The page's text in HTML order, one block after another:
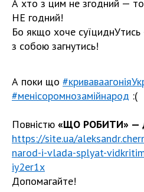
А хто з цим не згодний —
НЕ годний!
Бо якщо хоче
з собою загнутись!
А поки що
#менісоромнозамійнарод :(
Повністю «ЩО РОБИТИ» —
https://site.ua/
narod-i-vlada-splyat-
iy2er1x
Допомагайте!